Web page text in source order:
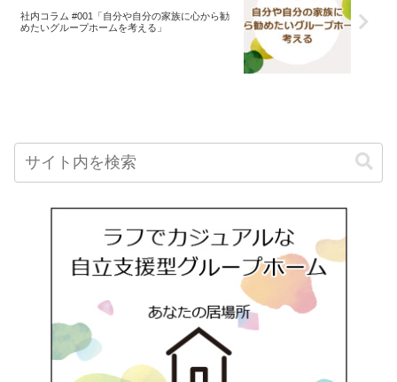
社内コラム #001「自分や自分の家族に心から勧
めたいグループホームを考える」